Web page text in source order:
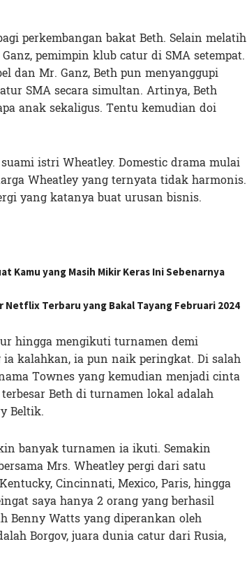
perkembangan bakat Beth. Selain melatih
pemimpin klub catur di SMA setempat.
dan Mr. Ganz, Beth pun menyanggupi
SMA secara simultan. Artinya, Beth
anak sekaligus. Tentu kemudian doi
istri Wheatley. Domestic drama mulai
Wheatley yang ternyata tidak harmonis.
yang katanya buat urusan bisnis.
Kamu yang Masih Mikir Keras Ini Sebenarnya
Netflix Terbaru yang Bakal Tayang Februari 2024
hingga mengikuti turnamen demi
kalahkan, ia pun naik peringkat. Di salah
Townes yang kemudian menjadi cinta
Beth di turnamen lokal adalah
Beltik.
banyak turnamen ia ikuti. Semakin
Mrs. Wheatley pergi dari satu
Cincinnati, Mexico, Paris, hingga
saya hanya 2 orang yang berhasil
Benny Watts yang diperankan oleh
Borgov, juara dunia catur dari Rusia,